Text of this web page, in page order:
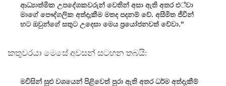
ආධ්‍යාත්මික උපදේශකවරුන් වෙතින් අසා ඇති අතර එ්වා
මාගේ පෞද්ගලික අත්දැකීම මතද පදනම් වේ. අසීමිත ජීවීන්
හට ඔවුන්ගේ සතුට උදෙසා මෙය ප්‍රයෝජනවත් වේවා."
කතුවරයා මෙසේ අවසන් සටහන තබයි:
මවිසින් සුළු වශයෙන් පිළිවෙත් පුරා ඇති අතර ධර්ම අත්දැකීම්